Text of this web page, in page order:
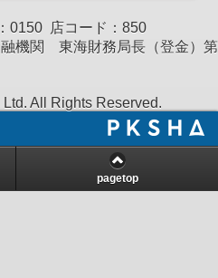
0150 店コード：850
機関 東海財務局長（登金）第
All Rights Reserved.
pagetop